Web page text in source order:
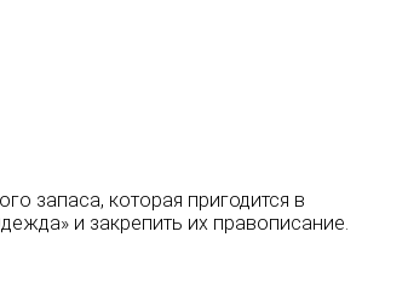
запаса, которая пригодится в
и закрепить их правописание.